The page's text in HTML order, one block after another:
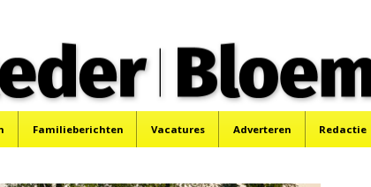
Familieberichten Vacatures Adverteren Redactie